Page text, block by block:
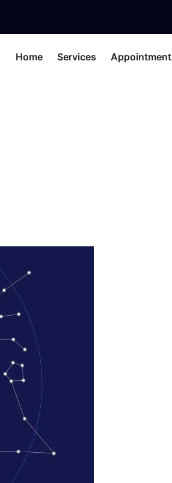
Home Services Appointment